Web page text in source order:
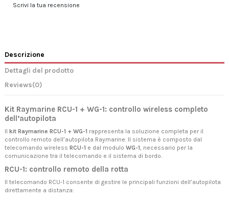
Scrivi la tua recensione
Descrizione
Dettagli del prodotto
Reviews(0)
Kit Raymarine RCU-1 + WG-1: controllo wireless completo
dell’autopilota
Il kit Raymarine RCU-1 + WG-1 rappresenta la soluzione completa per il
controllo remoto dell’autopilota Raymarine. Il sistema è composto dal
telecomando wireless RCU-1 e dal modulo WG-1 , necessario per la
comunicazione tra il telecomando e il sistema di bordo.
RCU-1: controllo remoto della rotta
Il telecomando RCU-1 consente di gestire le principali funzioni dell’autopilota
direttamente a distanza: